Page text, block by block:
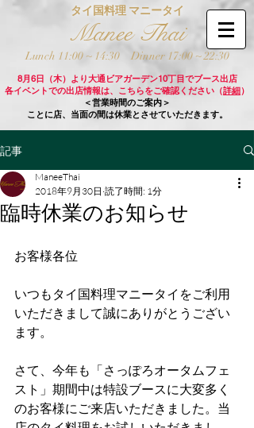
タイ国料理 マニータイ
Manee Thai
Lunch 11:00 ~ 14:30 Dinner 17:00 ~ 22:30
8月6日（木）より大通ビアガーデン10丁目でブース出店
各イベントでの出店情報は、こちらをご確認ください（詳細）
＜営業時間のご案内＞
ことに店、当面の間は休業とさせていただきます。
記事
臨時休業のお知らせ
ManeeThai
2018年9月30日 読了時間: 1分
お客様各位
いつもタイ国料理マニータイをご利用
いただきまして誠にありがとうござい
ます。
さて、今年も「さっぽろオータムフェ
スト」期間中は特設ブースに大変多く
のお客様にご来店いただきました。当